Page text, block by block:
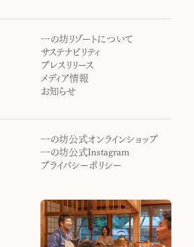
一の坊リゾートについて
サステナビリティ
プレスリリース
メディア情報
お知らせ
一の坊公式オンラインショップ
一の坊公式Instagram
プライバシーポリシー